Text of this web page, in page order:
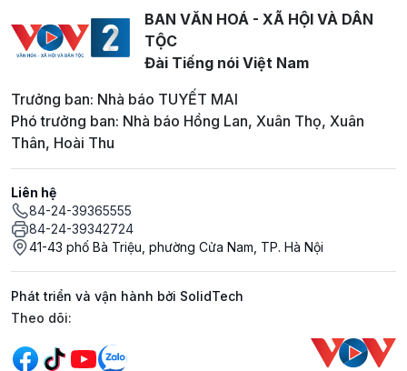
BAN VĂN HOÁ - XÃ HỘI VÀ DÂN
TỘC
Đài Tiếng nói Việt Nam
Trưởng ban: Nhà báo TUYẾT MAI
Phó trưởng ban: Nhà báo Hồng Lan, Xuân Thọ, Xuân
Thân, Hoài Thu
Liên hệ
84-24-39365555
84-24-39342724
41-43 phố Bà Triệu, phường Cửa Nam, TP. Hà Nội
Phát triển và vận hành bởi SolidTech
Mạng xã hội
Theo dõi: